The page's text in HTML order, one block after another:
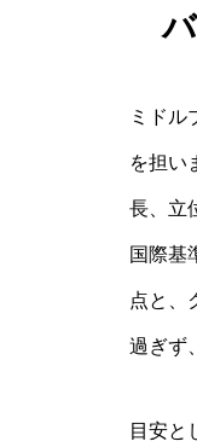
ミドル
を担い
長、立
国際基
点と、
過ぎず
目安と